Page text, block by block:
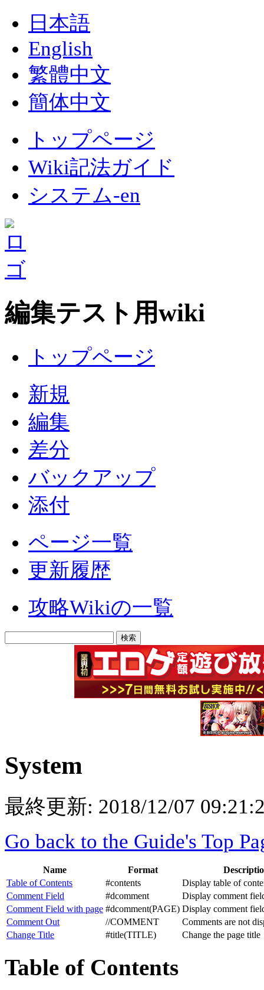
日本語
English
繁體中文
簡体中文
トップページ
Wiki記法ガイド
システム-en
編集テスト用wiki
トップページ
新規
編集
差分
バックアップ
添付
ページ一覧
更新履歴
攻略Wikiの一覧
System
最終更新: 2018/12/07
Go back to the Guide's Top
Name Format
Table of Contents
#contents
Display table of
Comment Field
#dcomment
Display comment
Comment Field with page #dcomment(PAGE) Display comment
Comment Out
//COMMENT
Comments are not
Change Title
#title(TITLE) Change the page title
Table of Contents